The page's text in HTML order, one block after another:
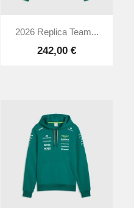
2026 Replica Team...
242,00 €